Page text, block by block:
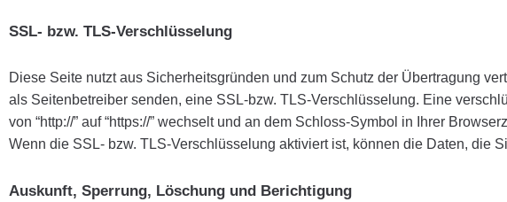
SSL- bzw. TLS-Verschlüsselung
Diese Seite nutzt aus Sicherheitsgründen und zum Schutz der Übertragung
als Seitenbetreiber senden, eine SSL-bzw. TLS-Verschlüsselung. Eine
von “http://” auf “https://” wechselt und an dem Schloss-Symbol in Ihrer
Wenn die SSL- bzw. TLS-Verschlüsselung aktiviert ist, können die Daten, die
Auskunft, Sperrung, Löschung und Berichtigung